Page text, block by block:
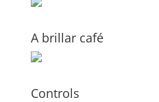
A brillar café
Controls